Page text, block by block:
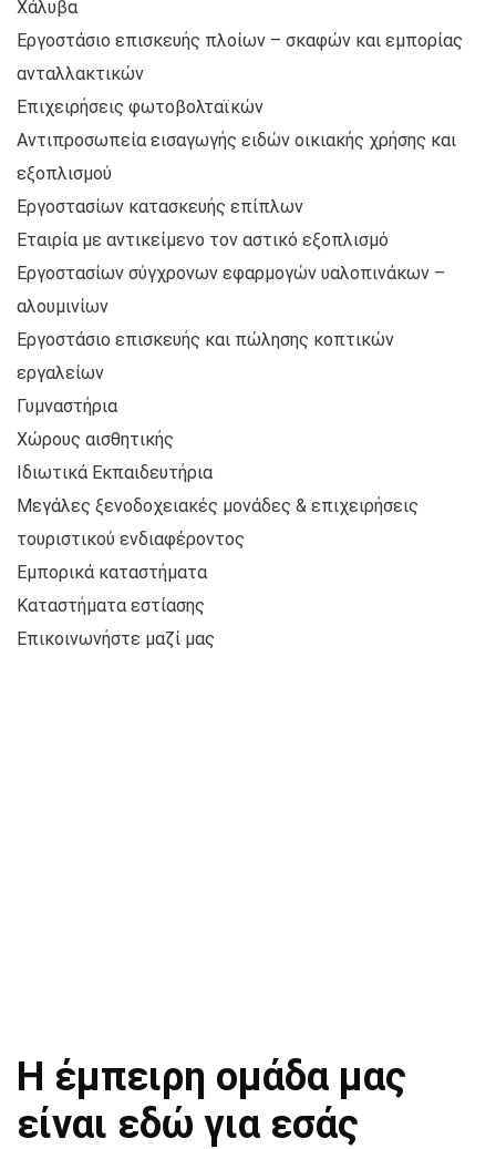
Χάλυβα
Εργοστάσιο επισκευής πλοίων – σκαφών και εμπορίας
ανταλλακτικών
Επιχειρήσεις φωτοβολταϊκών
Αντιπροσωπεία εισαγωγής ειδών οικιακής χρήσης και
εξοπλισμού
Εργοστασίων κατασκευής επίπλων
Εταιρία με αντικείμενο τον αστικό εξοπλισμό
Εργοστασίων σύγχρονων εφαρμογών υαλοπινάκων –
αλουμινίων
Εργοστάσιο επισκευής και πώλησης κοπτικών
εργαλείων
Γυμναστήρια
Χώρους αισθητικής
Ιδιωτικά Εκπαιδευτήρια
Μεγάλες ξενοδοχειακές μονάδες & επιχειρήσεις
τουριστικού ενδιαφέροντος
Εμπορικά καταστήματα
Καταστήματα εστίασης
Επικοινωνήστε μαζί μας
Η έμπειρη ομάδα μας
είναι εδώ για εσάς